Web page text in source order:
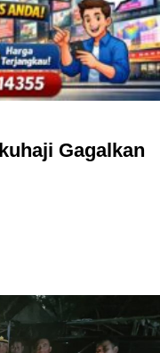
Gagalkan